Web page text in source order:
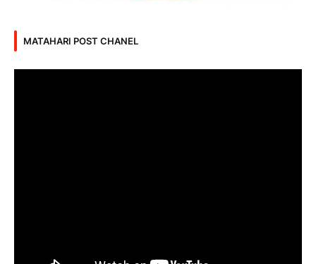
MATAHARI POST CHANEL